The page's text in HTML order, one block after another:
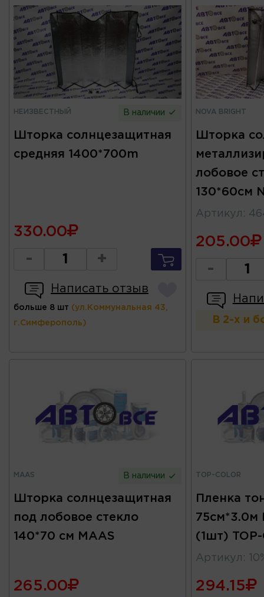
НЕИЗВЕСТНЫЙ В наличии
Шторка солнцезащитная
средняя 1400*700m
330.00
- +
Написать отзыв
больше 8 шт (ул.Коммунальная 43,
г.Симферополь)
NOVA BRIGHT
Шторка
лобовое
130*60см
Артикул :
205.00
-
В 2-х и
MAAS В наличии
Шторка солнцезащитная
под лобовое стекло
140*70 см MAAS
265.00
TOP-COLOR
Пленка
75см*3.0м
(1шт) TOP-
Артикул :
294.15